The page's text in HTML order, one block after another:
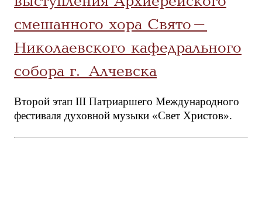
смешанного хора Свято-
Николаевского кафедрального
собора г. Алчевска
Второй этап III Патриаршего Международного
фестиваля духовной музыки «Свет Христов».